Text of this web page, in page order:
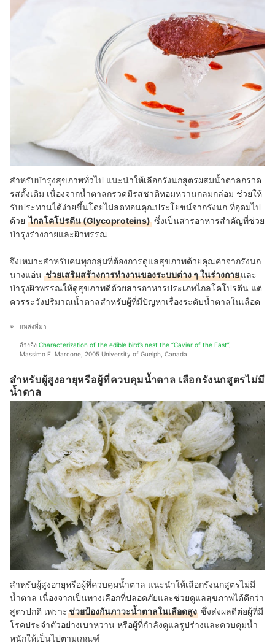
สำหรับบำรุงสุขภาพทั่วไป แนะนำให้เลือกรังนกสูตรผสมน้ำตาลกรวด
รสดั้งเดิม เนื่องจากน้ำตาลกรวดมีรสชาติหอมหวานกลมกล่อม ช่วยให้
รับประทานได้ง่ายขึ้นโดยไม่ลดทอนคุณประโยชน์จากรังนก ที่อุดมไป
ด้วย ไกลโคโปรตีน (Glycoproteins) ซึ่งเป็นสารอาหารสำคัญที่ช่วย
บำรุงร่างกายและผิวพรรณ
จึงเหมาะสำหรับคนทุกกลุ่มที่ต้องการดูแลสุขภาพด้วยคุณค่าจากรังนก
นางแอ่น ช่วยเสริมสร้างการทำงานของระบบต่าง ๆ ในร่างกายและ
บำรุงผิวพรรณให้ดูสุขภาพดีด้วยสารอาหารประเภทไกลโคโปรตีน แต่
ควรระวังปริมาณน้ำตาลสำหรับผู้ที่มีปัญหาเรื่องระดับน้ำตาลในเลือด
แหล่งที่มา
อ้างอิง Characterization of the edible bird’s nest the “Caviar of the East”,
Massimo F. Marcone, 2005 University of Guelph, Canada
สำหรับผู้สูงอายุหรือผู้ที่ควบคุมน้ำตาล เลือกรังนกสูตรไม่มี
น้ำตาล
สำหรับผู้สูงอายุหรือผู้ที่ควบคุมน้ำตาล แนะนำให้เลือกรังนกสูตรไม่มี
น้ำตาล เนื่องจากเป็นทางเลือกที่ปลอดภัยและช่วยดูแลสุขภาพได้ดีกว่า
สูตรปกติ เพราะช่วยป้องกันภาวะน้ำตาลในเลือดสูง ซึ่งส่งผลดีต่อผู้ที่มี
โรคประจำตัวอย่างเบาหวาน หรือผู้ที่กำลังดูแลรูปร่างและควบคุมน้ำ
หนักให้เป็นไปตามเกณฑ์